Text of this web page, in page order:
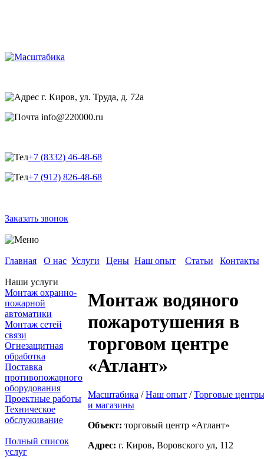
г. Киров, ул. Труда, д. 72а
info@220000.ru
+7 (8332) 46-48-68
+7 (912) 826-48-68
Заказать звонок
Главная О нас Услуги Цены Наш опыт Статьи Контакты
Наши услуги
Монтаж охранно-
пожарной
автоматики
Монтаж сетей
связи
Огнезащитная
обработка
Поставка
противопожарного
оборудования
Проектные работы
Техническое
обслуживание
Полный список
услуг
Монтаж водяного
пожаротушения в
торговом центре
«Атлант»
Масштабика / Наш опыт / Торговые
и магазины
Объект: торговый центр «Атлант»
Адрес: г. Киров, Воровского ул, 112